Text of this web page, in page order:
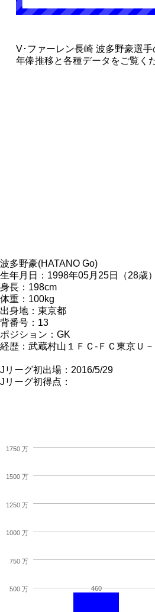
V･ファーレン長崎 波多野豪選
年俸推移と各種データをご覧く
波多野豪(HATANO Go)
生年月日：1998年05月25日（28歳）
身長：198cm
体重：100kg
出身地：東京都
背番号：13
ポジション：GK
経歴：武蔵村山１ＦＣ-ＦＣ東京Ｕ
Jリーグ初出場：2016/5/29
Jリーグ初得点：
460
500 万
750 万
1000 万
1250 万
1500 万
1750 万